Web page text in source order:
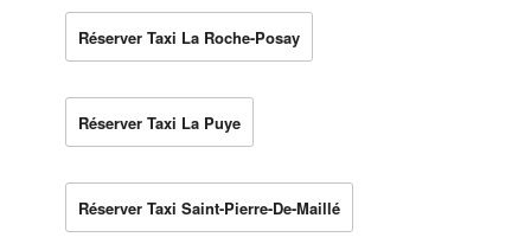
Réserver Taxi La Roche-Posay
Réserver Taxi La Puye
Réserver Taxi Saint-Pierre-De-Maillé